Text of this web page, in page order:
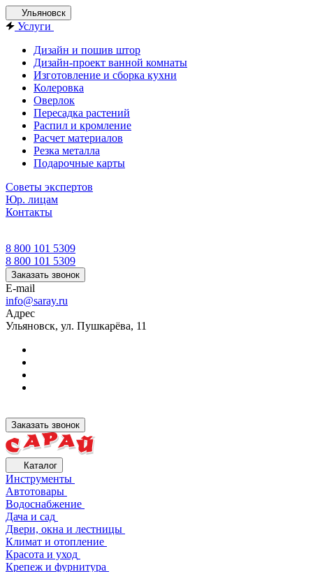
Ульяновск
Услуги
Дизайн и пошив штор
Дизайн-проект ванной комнаты
Изготовление и сборка кухни
Колеровка
Оверлок
Пересадка растений
Распил и кромление
Расчет материалов
Резка металла
Подарочные карты
Советы экспертов
Юр. лицам
Контакты
8 800 101 5309
8 800 101 5309
Заказать звонок
E-mail
info@saray.ru
Адрес
Ульяновск, ул. Пушкарёва, 11
Заказать звонок
Каталог
Инструменты
Автотовары
Водоснабжение
Дача и сад
Двери, окна и лестницы
Климат и отопление
Красота и уход
Крепеж и фурнитура